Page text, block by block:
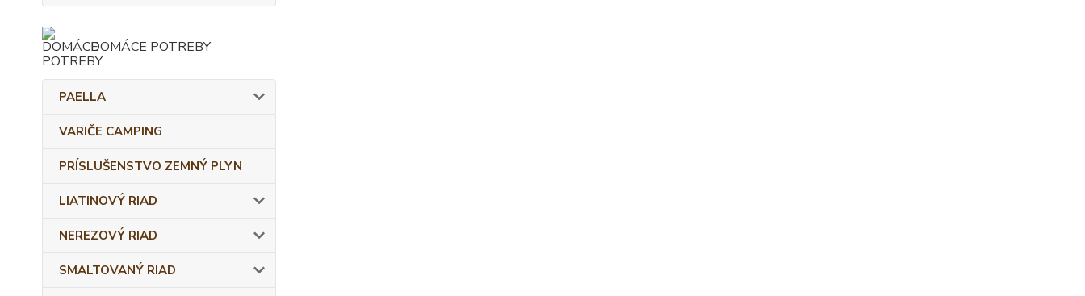
DOMÁCE POTREBY
PAELLA
VARIČE CAMPING
PRÍSLUŠENSTVO ZEMNÝ PLYN
LIATINOVÝ RIAD
NEREZOVÝ RIAD
SMALTOVANÝ RIAD